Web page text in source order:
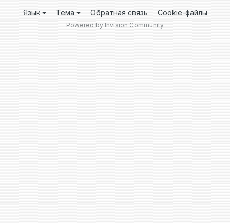
Язык Тема Обратная связь Cookie-файлы
Powered by Invision Community